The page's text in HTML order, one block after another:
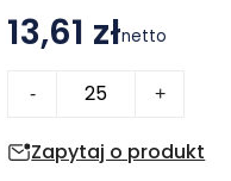
13,61 złnetto
-
z
+
Zapytaj o produkt